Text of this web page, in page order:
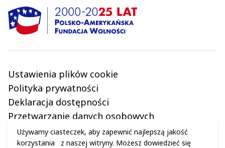
Ustawienia plików cookie
Polityka prywatności
Deklaracja dostępności
Przetwarzanie danych osobowych
Regulamin
Używamy ciasteczek, aby zapewnić najlepszą jakość
korzystania z naszej witryny. Możesz dowiedzieć się